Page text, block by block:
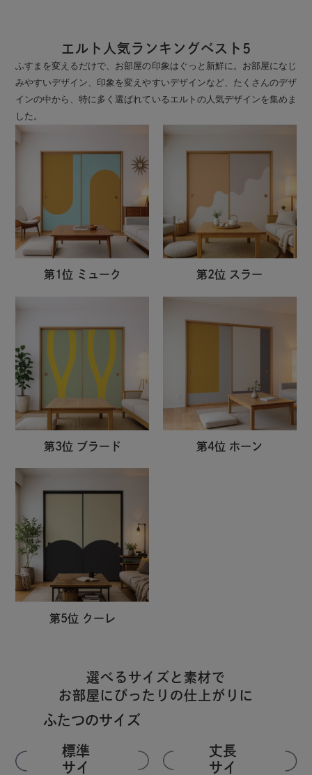
エルト人気ランキングベスト5
ふすまを変えるだけで、お部屋の印象はぐっと新鮮に。お部屋になじ
みやすいデザイン、印象を変えやすいデザインなど、たくさんのデザ
インの中から、特に多く選ばれているエルトの人気デザインを集めま
した。
第1位 ミューク 第2位 スラー
第3位 ブラード 第4位 ホーン
第5位 クーレ
選べるサイズと素材で
お部屋にぴったりの仕上がりに
ふたつのサイズ
標準
サイ
丈長
サイ